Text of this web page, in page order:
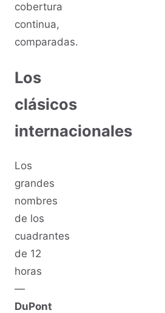
cobertura
continua,
comparadas.
Los
clásicos
internacionales
Los
grandes
nombres
de los
cuadrantes
de 12
horas
—
DuPont